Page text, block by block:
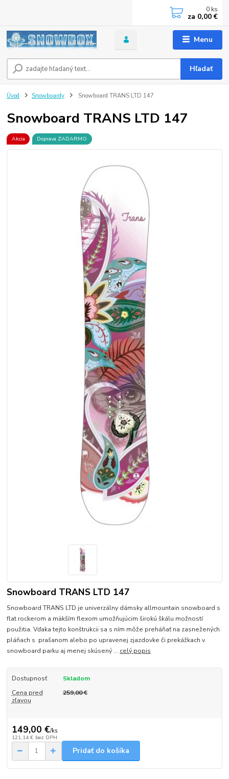
Menu
Hľadať
0 ks
za 0,00 €
Úvod Snowboardy Snowboard TRANS LTD 147
Snowboard TRANS LTD 147
Akcia Doprava ZADARMO
Snowboard TRANS LTD 147
Snowboard TRANS LTD je univerzálny dámsky allmountain snowboard s
flat rockerom a mäkším flexom umožňujúcim širokú škálu možností
použitia. Vďaka tejto konštrukcii sa s ním môže preháňať na zasnežených
pláňach s prašanom alebo po upravenej zjazdovke či prekážkach v
snowboard parku aj menej skúsený ... celý popis
Dostupnosť
Skladom
Cena pred
zľavou
259,00 €
149,00 €/ks
121,14 € bez DPH
Pridať do košíka